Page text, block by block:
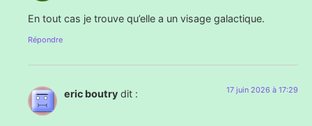
En tout cas je trouve qu’elle a un visage galactique.
Répondre
eric boutry dit : 17 juin 2026 à 17:29